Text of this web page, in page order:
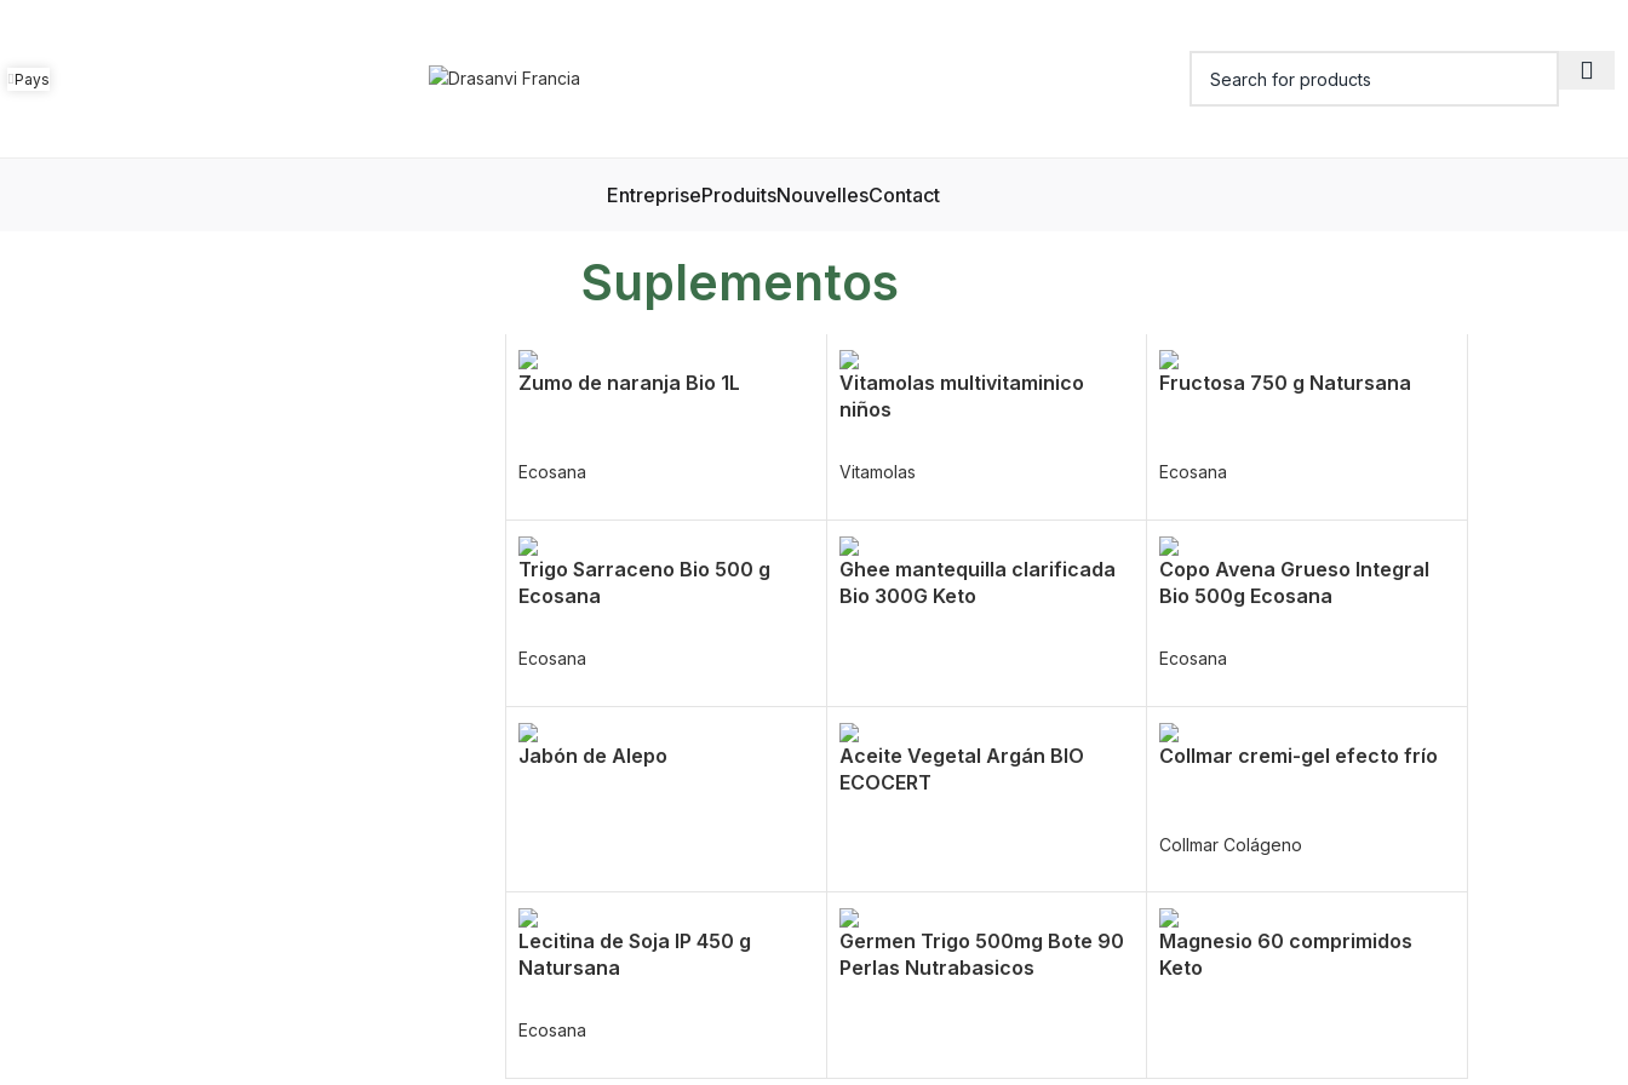
Pays
EntrepriseProduitsNouvellesContact
Suplementos
Zumo de naranja Bio 1L
Ecosana
Vitamolas multivitaminico
niños
Vitamolas
Fructosa 750 g Natursana
Ecosana
Trigo Sarraceno Bio 500 g
Ecosana
Ecosana
Ghee mantequilla clarificada
Bio 300G Keto
Copo Avena Grueso Integral
Bio 500g Ecosana
Ecosana
Jabón de Alepo
Aceite Vegetal Argán BIO
ECOCERT
Collmar cremi-gel efecto frío
Collmar Colágeno
Lecitina de Soja IP 450 g
Natursana
Ecosana
Germen Trigo 500mg Bote 90
Perlas Nutrabasicos
Magnesio 60 comprimidos
Keto